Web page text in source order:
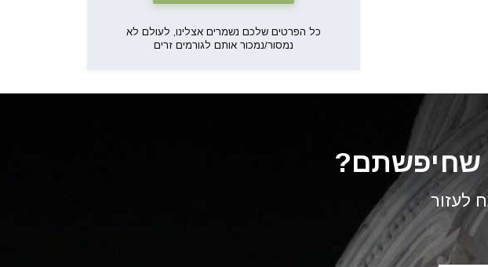
כל הפרטים שלכם נשמרים אצלינו, לעולם לא
נמסור/נמכור אותם לגורמים זרים
לעזור